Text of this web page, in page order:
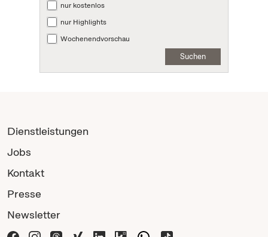
nur kostenlos
nur Highlights
Wochenendvorschau
Suchen
Dienstleistungen
Jobs
Kontakt
Presse
Newsletter